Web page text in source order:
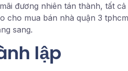
đương nhiên tán thành, tất
mua bán nhà quận 3
sang.
lập